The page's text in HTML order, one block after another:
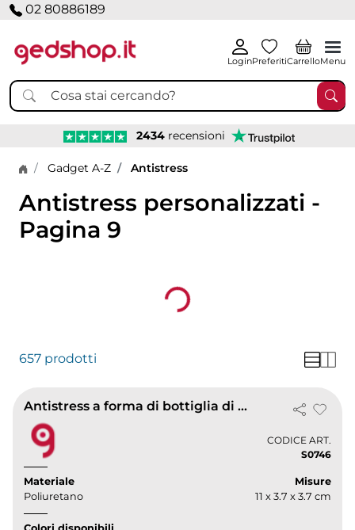
02 80886189
LoginPreferitiCarrelloMenu
2434 recensioni
Home page
Gadget A-Z Antistress
Antistress personalizzati -
Pagina 9
Loading...
657 prodotti
Antistress a forma di bottiglia di vino in poliuretano 34g
CODICE ART.
S0746
Materiale
Poliuretano
Misure
11 x 3.7 x 3.7 cm